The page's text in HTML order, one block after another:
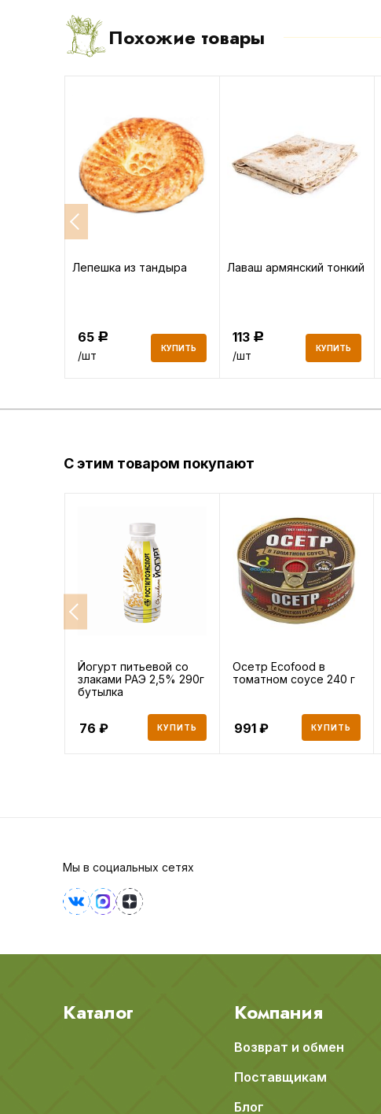
Похожие товары
Лепешка из тандыра
65 Р
/шт
КУПИТЬ
Лаваш армянский тонкий
113 Р
/шт
КУПИТЬ
С этим товаром покупают
Йогурт питьевой со
злаками РАЭ 2,5% 290г
бутылка
76 КУПИТЬ
Осетр Ecofood в
томатном соусе 240 г
991 КУПИТЬ
Мы в социальных сетях
Каталог Компания
Возврат и обмен
Поставщикам
Блог